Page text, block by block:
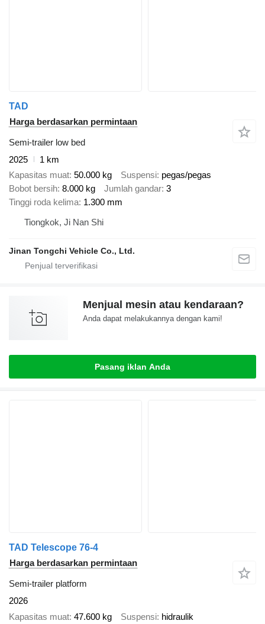
TAD
Harga berdasarkan permintaan
Semi-trailer low bed
2025
1 km
Kapasitas muat 50.000 kg Suspensi pegas/pegas
Bobot bersih 8.000 kg Jumlah gandar 3
Tinggi roda kelima 1.300 mm
Tiongkok, Ji Nan Shi
Jinan Tongchi Vehicle Co., Ltd.
Menjual mesin atau kendaraan?
Anda dapat melakukannya dengan kami!
Pasang iklan Anda
TAD Telescope 76-4
Harga berdasarkan permintaan
Semi-trailer platform
2026
Kapasitas muat 47.600 kg Suspensi hidraulik